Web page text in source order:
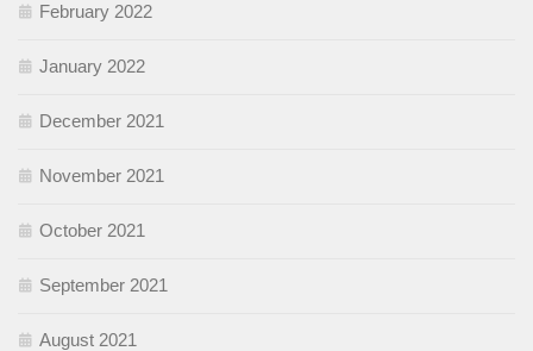
February 2022
January 2022
December 2021
November 2021
October 2021
September 2021
August 2021